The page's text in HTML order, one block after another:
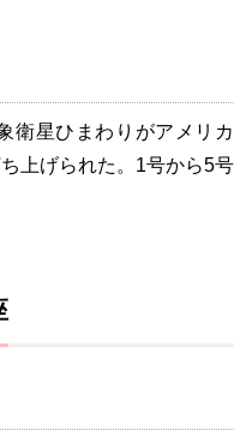
衛星ひまわりがアメリカ
上げられた。1号から5号